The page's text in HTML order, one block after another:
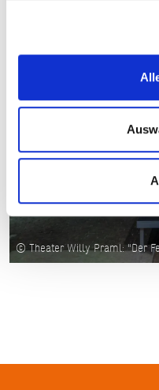
© Theater Willy Praml: "Der